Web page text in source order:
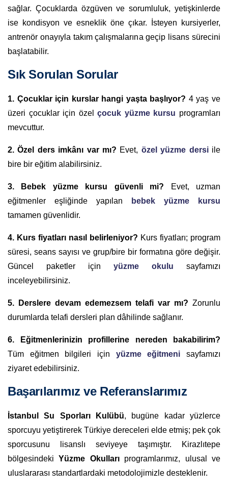
sağlar. Çocuklarda özgüven ve sorumluluk, yetişkinlerde
ise kondisyon ve esneklik öne çıkar. İsteyen kursiyerler,
antrenör onayıyla takım çalışmalarına geçip lisans sürecini
başlatabilir.
Sık Sorulan Sorular
1. Çocuklar için kurslar hangi yaşta başlıyor? 4 yaş ve
üzeri çocuklar için özelçocuk yüzme kursu programları
mevcuttur.
2. Özel ders imkânı var mı? Evet, özel yüzme dersiile
bire bir eğitim alabilirsiniz.
3. Bebek yüzme kursu güvenli mi? Evet, uzman
eğitmenler eşliğinde yapılan
bebek yüzme kursu
tamamen güvenlidir.
4. Kurs fiyatları nasıl belirleniyor? Kurs fiyatları; program
süresi, seans sayısı ve grup/bire bir formatına göre değişir.
Güncel paketler için yüzme okulu sayfamızı
inceleyebilirsiniz.
5. Derslere devam edemezsem telafi var mı? Zorunlu
durumlarda telafi dersleri plan dâhilinde sağlanır.
6. Eğitmenlerinizin profillerine nereden bakabilirim?
Tüm eğitmen bilgileri için yüzme eğitmeni sayfamızı
ziyaret edebilirsiniz.
Başarılarımız ve Referanslarımız
İstanbul Su Sporları Kulübü, bugüne kadar yüzlerce
sporcuyu yetiştirerek Türkiye dereceleri elde etmiş; pek çok
sporcusunu lisanslı seviyeye taşımıştır. Kirazlıtepe
bölgesindekiYüzme Okullarıprogramlarımız, ulusal ve
uluslararası standartlardaki metodolojimizle desteklenir.